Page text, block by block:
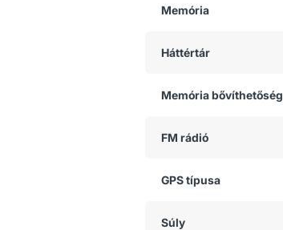
Memória
Háttértár
Memória bővíthetőség
FM rádió
GPS típusa
Súly